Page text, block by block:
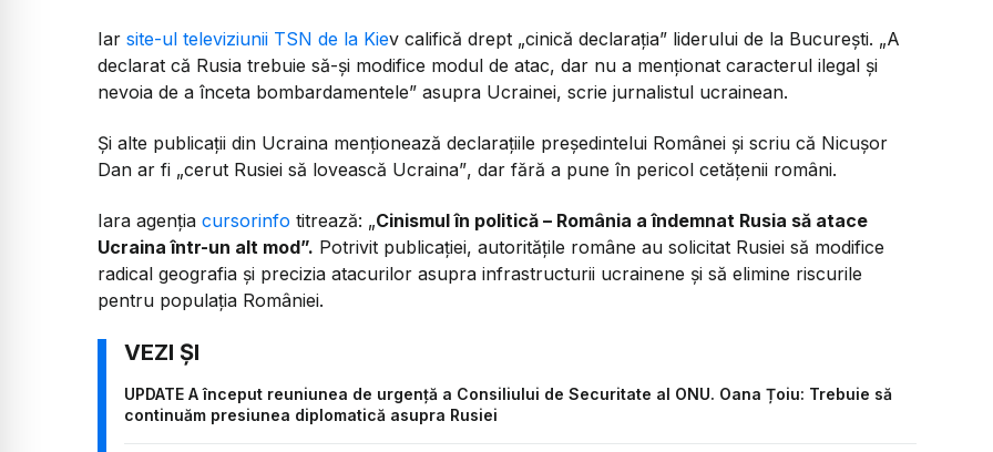
Iar site-ul televiziunii TSN de la Kiev califică drept „cinică declarația” liderului de la București. „A
declarat că Rusia trebuie să-și modifice modul de atac, dar nu a menționat caracterul ilegal și
nevoia de a înceta bombardamentele” asupra Ucrainei, scrie jurnalistul ucrainean.
Și alte publicații din Ucraina menționează declarațiile președintelui Românei și scriu că Nicușor
Dan ar fi „cerut Rusiei să lovească Ucraina”, dar fără a pune în pericol cetățenii români.
Iara agenția cursorinfo titrează: „Cinismul în politică – România a îndemnat Rusia să atace
Ucraina într-un alt mod”. Potrivit publicației, autoritățile române au solicitat Rusiei să modifice
radical geografia și precizia atacurilor asupra infrastructurii ucrainene și să elimine riscurile
pentru populația României.
UPDATE A început reuniunea de urgență a Consiliului de Securitate al ONU. Oana Țoiu: Trebuie să
continuăm presiunea diplomatică asupra Rusiei